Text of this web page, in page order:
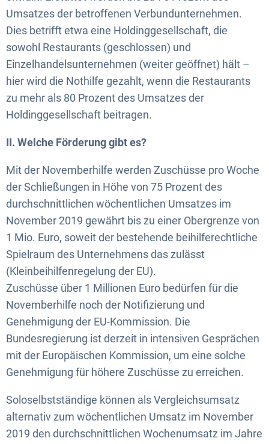
Umsatzes der betroffenen Verbundunternehmen.
Dies betrifft etwa eine Holdinggesellschaft, die
sowohl Restaurants (geschlossen) und
Einzelhandelsunternehmen (weiter geöffnet) hält –
hier wird die Nothilfe gezahlt, wenn die Restaurants
zu mehr als 80 Prozent des Umsatzes der
Holdinggesellschaft beitragen.
II. Welche Förderung gibt es?
Mit der Novemberhilfe werden Zuschüsse pro Woche
der Schließungen in Höhe von 75 Prozent des
durchschnittlichen wöchentlichen Umsatzes im
November 2019 gewährt bis zu einer Obergrenze von
1 Mio. Euro, soweit der bestehende beihilferechtliche
Spielraum des Unternehmens das zulässt
(Kleinbeihilfenregelung der EU).
Zuschüsse über 1 Millionen Euro bedürfen für die
Novemberhilfe noch der Notifizierung und
Genehmigung der EU-Kommission. Die
Bundesregierung ist derzeit in intensiven Gesprächen
mit der Europäischen Kommission, um eine solche
Genehmigung für höhere Zuschüsse zu erreichen.
Soloselbstständige können als Vergleichsumsatz
alternativ zum wöchentlichen Umsatz im November
2019 den durchschnittlichen Wochenumsatz im Jahre